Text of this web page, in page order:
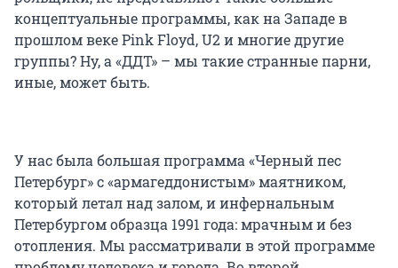
концептуальные программы, как на Западе в
прошлом веке Pink Floyd, U2 и многие другие
группы? Ну, а «ДДТ» – мы такие странные парни,
иные, может быть.
У нас была большая программа «Черный пес
Петербург» с «армагеддонистым» маятником,
который летал над залом, и инфернальным
Петербургом образца 1991 года: мрачным и без
отопления. Мы рассматривали в этой программе